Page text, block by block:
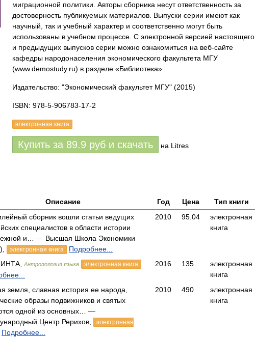
миграционной политики. Авторы сборника несут ответственность за
достоверность публикуемых материалов. Выпуски серии имеют как
научный, так и учебный характер и соответственно могут быть
использованы в учебном процессе. С электронной версией настоящего
и предыдущих выпусков серии можно ознакомиться на веб-сайте
кафедры народонаселения экономического факультета МГУ
(www.demostudy.ru) в разделе «Библиотека».
Издательство: "Экономический факультет МГУ" (2015)
ISBN: 978-5-906783-17-2
электронная книга
Купить за 89.9 руб и скачать на Litres
Описание Год Цена
Тип книги
сборник вошли статьи ведущих
специалистов в области истории
и… — Высшая Школа Экономики
электронная книга Подробнее...
2010 95.04
электронная
книга
Антропология языка электронная книга 2016 135
электронная
книга
земля, славная история ее народа,
образы подвижников и святых
одной из основных… —
Центр Рерихов,
электронная
Подробнее...
2010 490
электронная
книга